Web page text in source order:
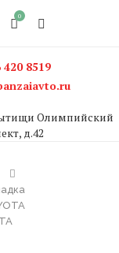
0
420 8519
Олимпийский
д.42